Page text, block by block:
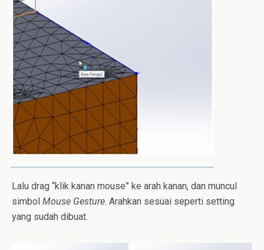
Lalu drag “klik kanan mouse” ke arah kanan, dan muncul
simbol Mouse Gesture. Arahkan sesuai seperti setting
yang sudah dibuat.